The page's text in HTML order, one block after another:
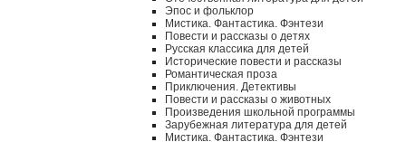
Эпос и фольклор
Мистика. Фантастика. Фэнтези
Повести и рассказы о детях
Русская классика для детей
Исторические повести и рассказы
Романтическая проза
Приключения. Детективы
Повести и рассказы о животных
Произведения школьной программы
Зарубежная литература для детей
Мистика. Фантастика. Фэнтези